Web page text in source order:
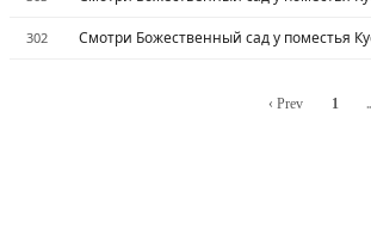
302 Смотри Божественный сад у поместья
‹ Prev 1